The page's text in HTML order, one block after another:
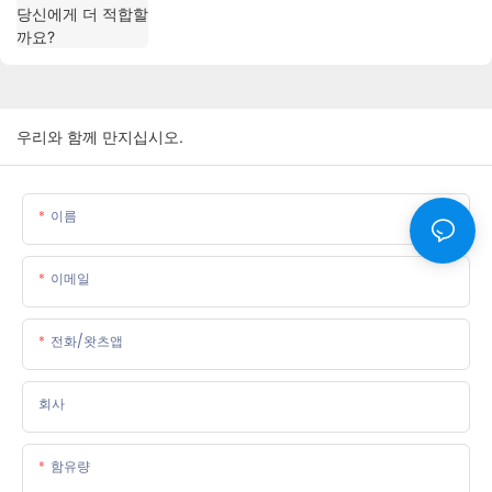
우리와 함께 만지십시오.
이름
이메일
전화/왓츠앱
회사
함유량